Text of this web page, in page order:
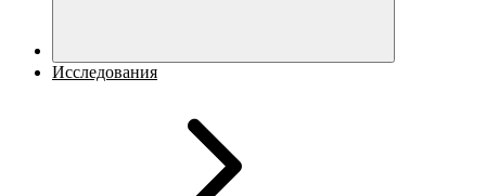
Исследования